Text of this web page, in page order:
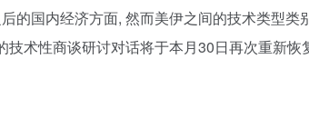
的国内经济方面, 然而美伊之间的技术类型
术性商谈研讨对话将于本月30日再次重新